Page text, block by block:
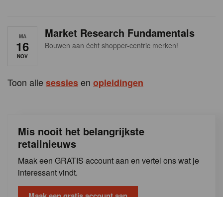
MA
16
NOV
Market Research Fundamentals
Bouwen aan écht shopper-centric merken!
Toon allesessiesen opleidingen
Mis nooit het belangrijkste
retailnieuws
Maak een GRATIS account aan en vertel ons wat je
interessant vindt.